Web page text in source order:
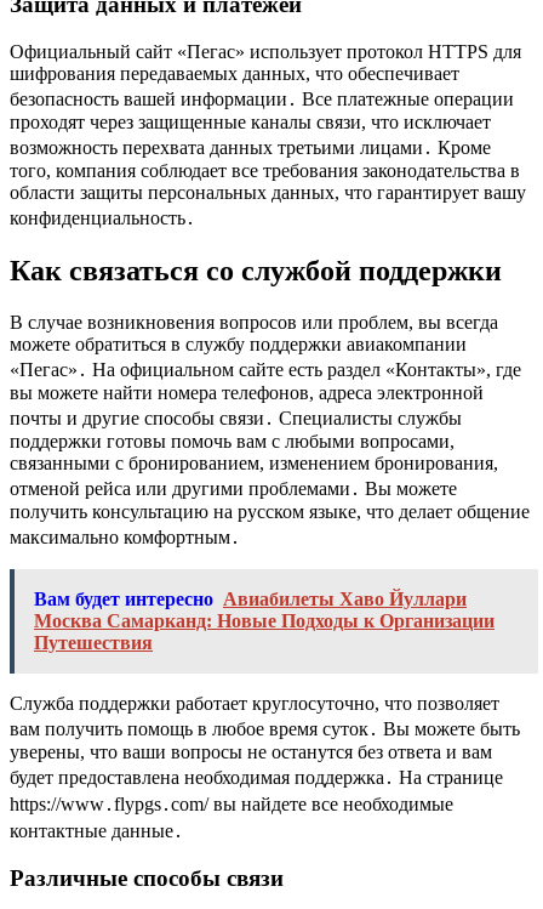
Официальный сайт «Пегас» использует протокол HTTPS для
шифрования передаваемых данных, что обеспечивает
безопасность вашей информации․ Все платежные операции
проходят через защищенные каналы связи, что исключает
возможность перехвата данных третьими лицами․ Кроме
того, компания соблюдает все требования законодательства в
области защиты персональных данных, что гарантирует вашу
конфиденциальность․
Как связаться со службой поддержки
В случае возникновения вопросов или проблем, вы всегда
можете обратиться в службу поддержки авиакомпании
«Пегас»․ На официальном сайте есть раздел «Контакты», где
вы можете найти номера телефонов, адреса электронной
почты и другие способы связи․ Специалисты службы
поддержки готовы помочь вам с любыми вопросами,
связанными с бронированием, изменением бронирования,
отменой рейса или другими проблемами․ Вы можете
получить консультацию на русском языке, что делает общение
максимально комфортным․
Вам будет интересно Авиабилеты Хаво Йуллари
Москва Самарканд: Новые Подходы к Организации
Путешествия
Служба поддержки работает круглосуточно, что позволяет
вам получить помощь в любое время суток․ Вы можете быть
уверены, что ваши вопросы не останутся без ответа и вам
будет предоставлена необходимая поддержка․ На странице
https://www․flypgs․com/ вы найдете все необходимые
контактные данные․
Различные способы связи